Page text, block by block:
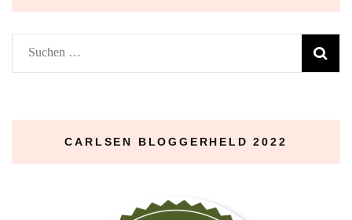
Suchen
nach:
CARLSEN BLOGGERHELD 2022